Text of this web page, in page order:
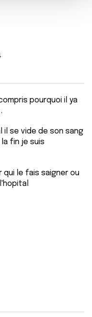
sociaux, de
celles-ci
leur avez fournies
utilisation de leurs
pourquoi il ya
il se vide de son sang
fin je suis
qui le fais saigner ou